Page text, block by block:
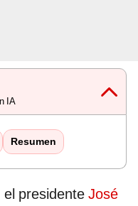
IA
Resumen
presidente José